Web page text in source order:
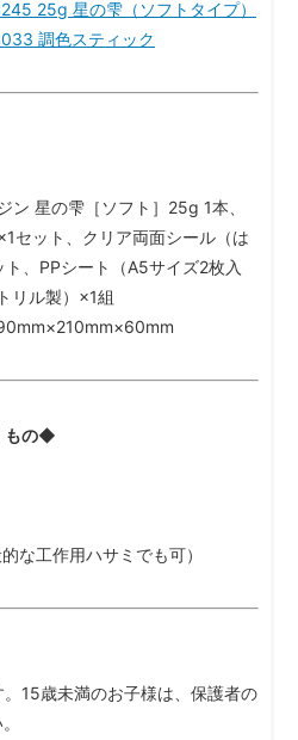
25g 星の雫（ソフトタイプ）
調色スティック
ン 星の雫［ソフト］25g 1本、
セット、クリア両面シール（は
、PPシート（A5サイズ2枚入
リル製）×1組
もの◆
な工作用ハサミでも可）
15歳未満のお子様は、保護者の